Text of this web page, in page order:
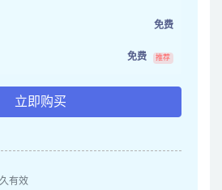
免费
免费 推荐
立即购买
有效